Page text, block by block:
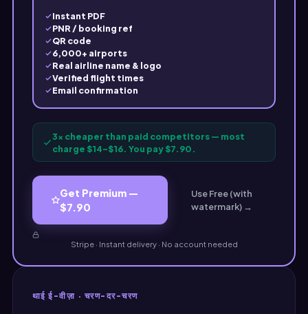
Instant PDF
PNR / booking ref
QR code
6,000+ airports
Real airline name & logo
Verified flight times
Email confirmation
3× cheaper than paid competitors — most
charge $14–$16. You pay $7.90.
Get Premium —
$7.90
Use Free (with
watermark) →
Stripe · Instant delivery · No account needed
थाई ई-वीज़ा · चरण-दर-चरण